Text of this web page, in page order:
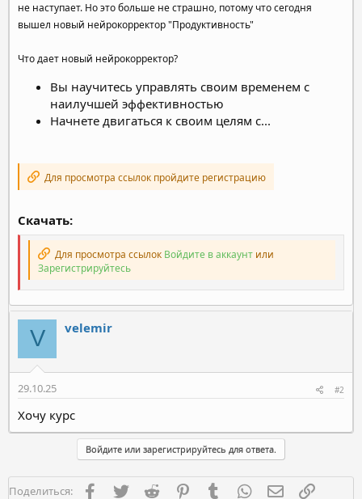
не наступает. Но это больше не страшно, потому что сегодня
вышел новый нейрокорректор "Продуктивность"
Что дает новый нейрокорректор?
Вы научитесь управлять своим временем с
наилучшей эффективностью
Начнете двигаться к своим целям с...
Для просмотра ссылок пройдите регистрацию
Скачать:
Для просмотра ссылок Войдите в аккаунт или
Зарегистрируйтесь
V velemir
29.10.25 #2
Хочу курс
Войдите или зарегистрируйтесь для ответа.
Поделиться: FacebookTwitter Reddit PinterestTumblr WhatsAppЭлектронная